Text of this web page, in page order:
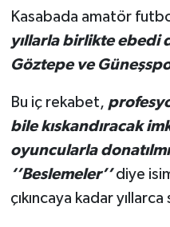
Kasabada amatör
yıllarla birlikte ebedi
Göztepe ve
Bu iç rekabet,
bile kıskandıracak
oyuncularla
‘’Beslemeler’’diye
çıkıncaya kadar